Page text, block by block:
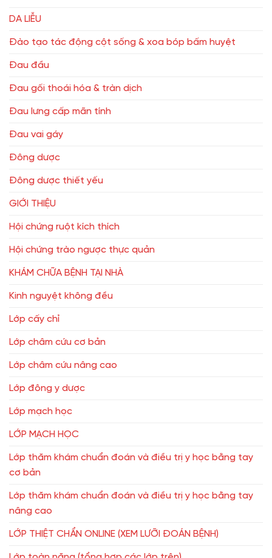
DA LIỄU
Đào tạo tác động cột sống & xoa bóp bấm huyệt
Đau đầu
Đau gối thoái hóa & tràn dịch
Đau lưng cấp mãn tính
Đau vai gáy
Đông dược
Đông dược thiết yếu
GIỚI THIỆU
Hội chứng ruột kích thích
Hội chứng trào ngược thực quản
KHÁM CHỮA BỆNH TẠI NHÀ
Kinh nguyệt không đều
Lớp cấy chỉ
Lớp châm cứu cơ bản
Lớp châm cứu nâng cao
Lớp đông y dược
Lớp mạch học
LỚP MẠCH HỌC
Lớp thăm khám chuẩn đoán và điều trị y học bằng tay
cơ bản
Lớp thăm khám chuẩn đoán và điều trị y học bằng tay
nâng cao
LỚP THIỆT CHẨN ONLINE (XEM LƯỠI ĐOÁN BỆNH)